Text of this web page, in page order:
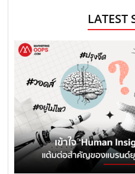
LATEST